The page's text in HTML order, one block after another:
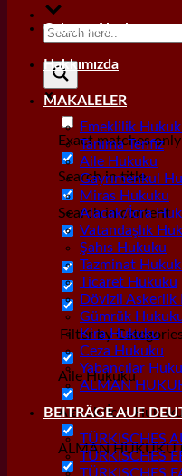
Exact matches only
Search in title
Search in content
Filter by
Aile Hukuku
Alacak/İcra
ALMAN HUKUKU
Çalışma Alanları
Hakkımızda
MAKALELER
Emeklilik
Tanıma Tenfiz
Aile Hukuku
Gayrımenkul
Miras Hukuku
Alacak/İcra
Vatandaşlık
Şahıs Hukuku
Tazminat
Ticaret Hukuku
Dövizli Askerlik
Gümrük
Kira Hukuku
Ceza Hukuku
Yabancılar
ALMAN
BEITRÄGE AUF
TÜRKISCHES
TÜRKISCHES